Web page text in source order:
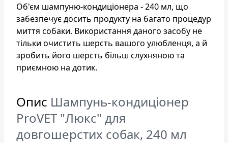
Об'єм шампуню-кондиціонера - 240 мл, що
забезпечує досить продукту на багато процедур
миття собаки. Використання даного засобу не
тільки очистить шерсть вашого улюбленця, а й
зробить його шерсть більш слухняною та
приємною на дотик.
Опис Шампунь-кондиціонер
ProVET "Люкс" для
довгошерстих собак, 240 мл